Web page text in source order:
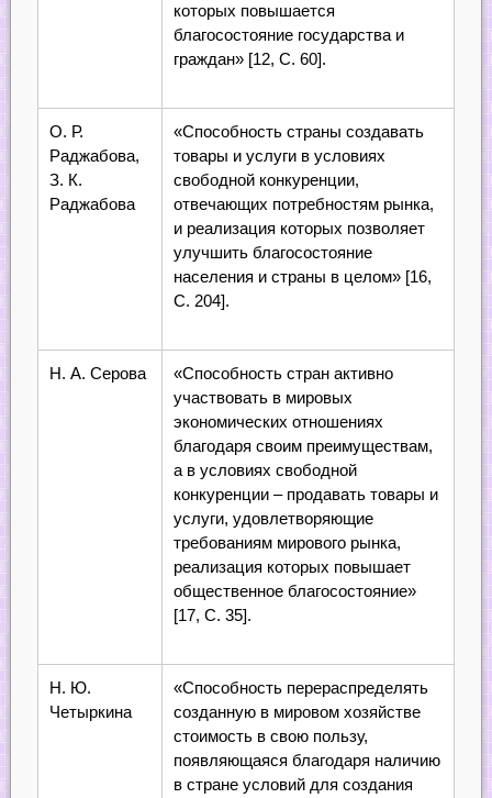
которых повышается
благосостояние государства и
граждан» [12, С. 60].
О. Р.
Раджабова,
З. К.
Раджабова
«Способность страны создавать
товары и услуги в условиях
свободной конкуренции,
отвечающих потребностям рынка,
и реализация которых позволяет
улучшить благосостояние
населения и страны в целом» [16,
С. 204].
Н. А. Серова
«Способность стран активно
участвовать в мировых
экономических отношениях
благодаря своим преимуществам,
а в условиях свободной
конкуренции – продавать товары и
услуги, удовлетворяющие
требованиям мирового рынка,
реализация которых повышает
общественное благосостояние»
[17, С. 35].
Н. Ю.
Четыркина
«Способность перераспределять
созданную в мировом хозяйстве
стоимость в свою пользу,
появляющаяся благодаря наличию
в стране условий для создания